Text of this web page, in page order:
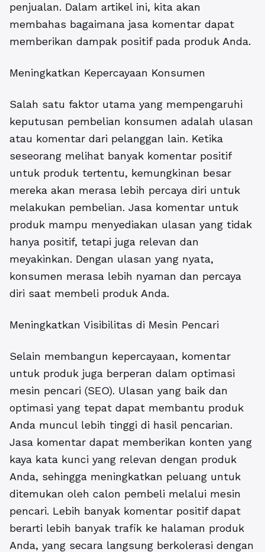
penjualan. Dalam artikel ini, kita akan
membahas bagaimana jasa komentar dapat
memberikan dampak positif pada produk Anda.
Meningkatkan Kepercayaan Konsumen
Salah satu faktor utama yang mempengaruhi
keputusan pembelian konsumen adalah ulasan
atau komentar dari pelanggan lain. Ketika
seseorang melihat banyak komentar positif
untuk produk tertentu, kemungkinan besar
mereka akan merasa lebih percaya diri untuk
melakukan pembelian. Jasa komentar untuk
produk mampu menyediakan ulasan yang tidak
hanya positif, tetapi juga relevan dan
meyakinkan. Dengan ulasan yang nyata,
konsumen merasa lebih nyaman dan percaya
diri saat membeli produk Anda.
Meningkatkan Visibilitas di Mesin Pencari
Selain membangun kepercayaan, komentar
untuk produk juga berperan dalam optimasi
mesin pencari (SEO). Ulasan yang baik dan
optimasi yang tepat dapat membantu produk
Anda muncul lebih tinggi di hasil pencarian.
Jasa komentar dapat memberikan konten yang
kaya kata kunci yang relevan dengan produk
Anda, sehingga meningkatkan peluang untuk
ditemukan oleh calon pembeli melalui mesin
pencari. Lebih banyak komentar positif dapat
berarti lebih banyak trafik ke halaman produk
Anda, yang secara langsung berkolerasi dengan